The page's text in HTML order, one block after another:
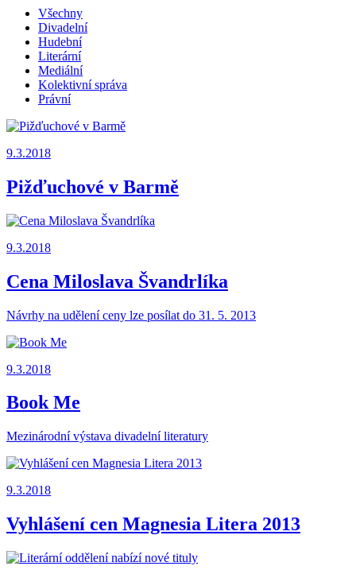
Všechny
Divadelní
Hudební
Literární
Mediální
Kolektivní správa
Právní
9.3.2018
Pižďuchové v Barmě
9.3.2018
Cena Miloslava Švandrlíka
Návrhy na udělení ceny lze posílat do 31. 5. 2013
9.3.2018
Book Me
Mezinárodní výstava divadelní literatury
9.3.2018
Vyhlášení cen Magnesia Litera 2013